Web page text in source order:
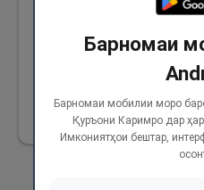
гуфт: Чун дар
офтоб гирифт, ба
намози ҷамоат барпо
Барномаи
Барномаи мобилии моро
Қуръони Каримро дар
Имкониятҳои бештар,